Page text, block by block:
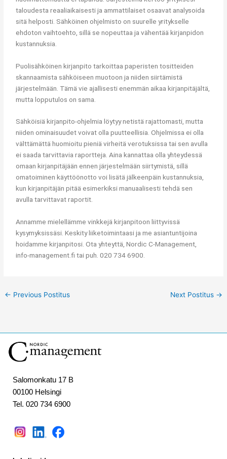
taloudesta reaaliaikaisesti ja ammattilaiset osaavat analysoida
sitä helposti. Sähköinen ohjelmisto on suurelle yritykselle
ehdoton vaihtoehto, sillä se nopeuttaa ja vähentää kirjanpidon
kustannuksia.
Puolisähköinen kirjanpito tarkoittaa paperisten tositteiden
skannaamista sähköiseen muotoon ja niiden siirtämistä
järjestelmään. Tämä vie ajallisesti enemmän aikaa kirjanpitäjältä,
mutta lopputulos on sama.
Sähköisiä kirjanpito-ohjelmia löytyy netistä rajattomasti, mutta
niiden ominaisuudet voivat olla puutteellisia. Ohjelmissa ei olla
välttämättä huomioitu pieniä virheitä verotuksissa tai sen avulla
ei saada tarvittavia raportteja. Aina kannattaa olla yhteydessä
omaan kirjanpitäjään ennen järjestelmään siirtymistä, sillä
omatoiminen käyttöönotto voi lisätä jälkeenpäin kustannuksia,
kun kirjanpitäjän pitää esimerkiksi manuaalisesti tehdä sen
avulla tarvittavat raportit.
Annamme mielellämme vinkkejä kirjanpitoon liittyvissä
kysymyksissäsi. Keskity liiketoimintaasi ja me asiantuntijoina
hoidamme kirjanpitosi. Ota yhteyttä, Nordic C-Management,
info-management.fi tai puh. 020 734 6900.
← Previous Postitus Next Postitus →
Salomonkatu 17 B
00100 Helsingi
Tel. 020 734 6900